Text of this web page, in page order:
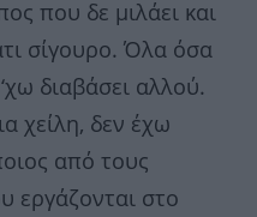
που δε μιλάει και
σίγουρο. Όλα όσα
διαβάσει αλλού.
χείλη, δεν έχω
από τους
εργάζονται στο